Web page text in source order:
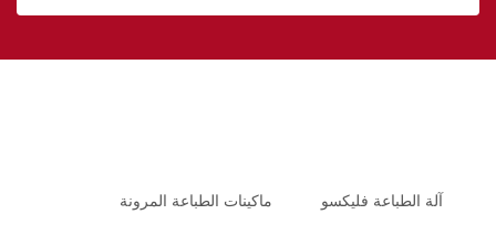
آلة الطباعة فليكسو ماكينات الطباعة المرونة